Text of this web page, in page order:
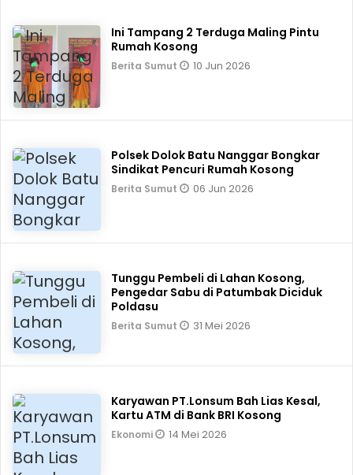
Ini Tampang 2 Terduga Maling Pintu
Rumah Kosong
Berita Sumut 10 Jun 2026
Polsek Dolok Batu Nanggar Bongkar
Sindikat Pencuri Rumah Kosong
Berita Sumut 06 Jun 2026
Tunggu Pembeli di Lahan Kosong,
Pengedar Sabu di Patumbak Diciduk
Poldasu
Berita Sumut 31 Mei 2026
Karyawan PT.Lonsum Bah Lias Kesal,
Kartu ATM di Bank BRI Kosong
Ekonomi 14 Mei 2026